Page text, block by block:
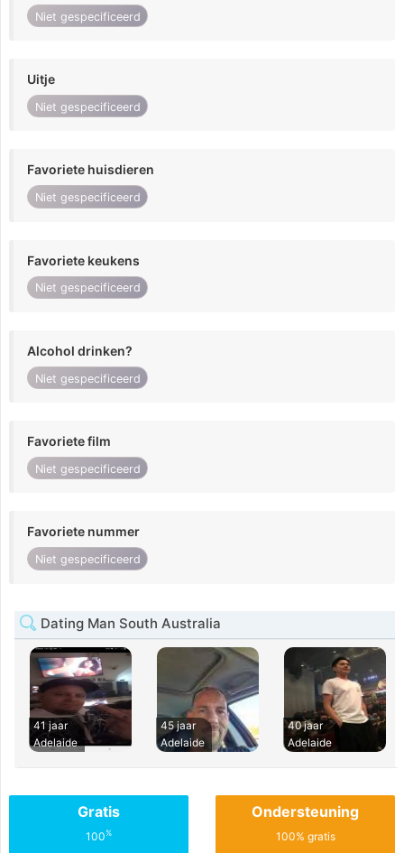
Niet gespecificeerd
Uitje
Niet gespecificeerd
Favoriete huisdieren
Niet gespecificeerd
Favoriete keukens
Niet gespecificeerd
Alcohol drinken?
Niet gespecificeerd
Favoriete film
Niet gespecificeerd
Favoriete nummer
Niet gespecificeerd
Dating Man South Australia
41 jaar
Adelaide
45 jaar
Adelaide
40 jaar
Adelaide
Gratis
100%
Ondersteuning
100% gratis